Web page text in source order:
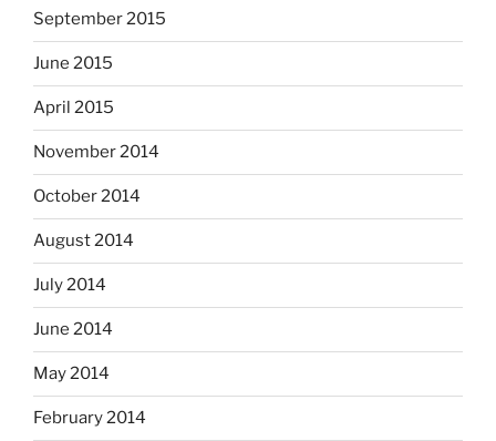
September 2015
June 2015
April 2015
November 2014
October 2014
August 2014
July 2014
June 2014
May 2014
February 2014